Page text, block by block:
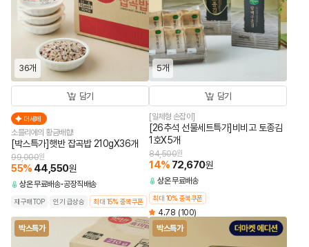
36개
담기
더세페
소믈리에의 황금배합!
[박스특가]햇반 잡곡밥 210gX36개
99,000원
55% 44,550원
상온무료배송 공장직배송
재구매TOP 인기 급상승 최대 15% 중복쿠폰
5개
담기
[일체형 손잡이]
[26추석 선물세트특가]비비고 토종김
1호X5개
84,500원
14% 72,670원
상온무료배송
최대 10% 중복쿠폰
4.78 (100)
박스특가
박스특가